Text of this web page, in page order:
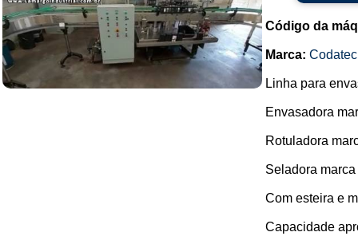
Código da
Marca: Codatec
Linha para
Envasadora
Rotuladora
Seladora
Com esteira e
Capacidade